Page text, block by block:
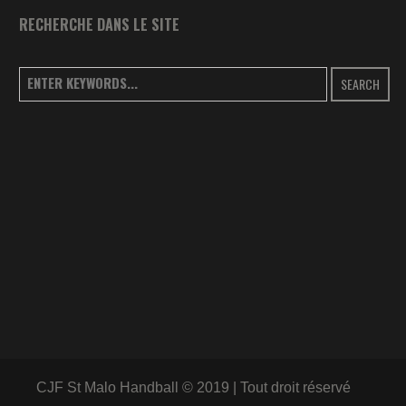
RECHERCHE DANS LE SITE
SEARCH
CJF St Malo Handball © 2019 | Tout droit réservé